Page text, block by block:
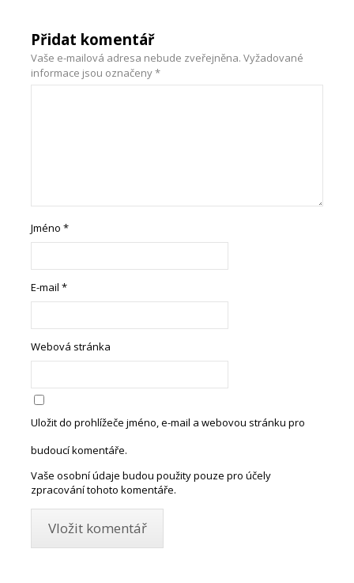
Přidat komentář
Vaše e-mailová adresa nebude zveřejněna. Vyžadované
informace jsou označeny*
Jméno*
E-mail*
Webová stránka
Uložit do prohlížeče jméno, e-mail a webovou stránku pro
budoucí komentáře.
Vaše osobní údaje budou použity pouze pro účely
zpracování tohoto komentáře.